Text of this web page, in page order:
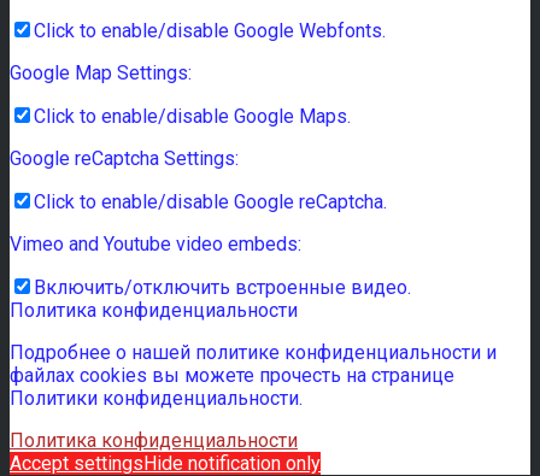
Click to enable/disable Google Webfonts.
Google Map Settings:
Click to enable/disable Google Maps.
Google reCaptcha Settings:
Click to enable/disable Google reCaptcha.
Vimeo and Youtube video embeds:
Включить/отключить встроенные видео.
Политика конфиденциальности
Подробнее о нашей политике конфиденциальности и
файлах cookies вы можете прочесть на странице
Политики конфиденциальности.
Политика конфиденциальности
Accept settingsHide notification only